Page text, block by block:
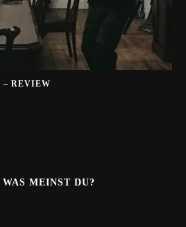
REVIEW
MEINST DU?